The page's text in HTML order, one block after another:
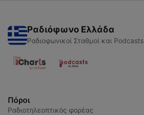
Ραδιόφωνο Ελλάδα
Ραδιοφωνικοί Σταθμοί και Podcasts
Πόροι
Ραδιοτηλεοπτικός φορέας